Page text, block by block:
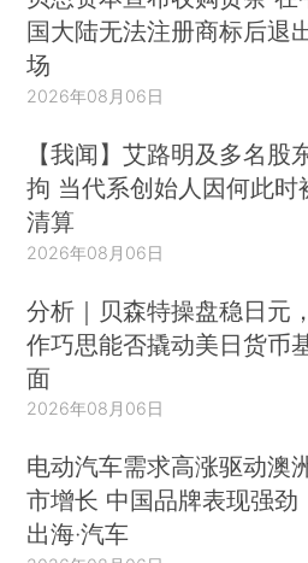
国大陆无法注册商标后退
场
2026年08月06日
【我闻】艾路明及多名股
拘 当代系创始人因何此时
清算
2026年08月06日
分析｜贝森特操盘稳日元
作巧思能否撬动美日货币
面
2026年08月06日
电动汽车需求高涨驱动澳
市增长 中国品牌表现强劲
出海·汽车